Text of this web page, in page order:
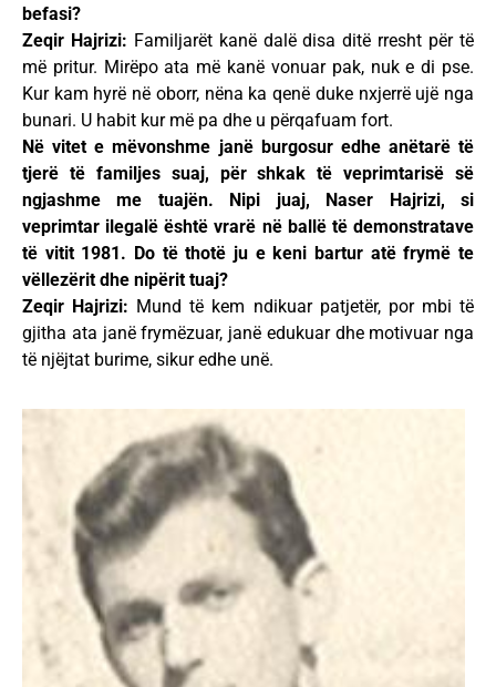
befasi?
Zeqir Hajrizi: Familjarët kanë dalë disa ditë rresht për të
më pritur. Mirëpo ata më kanë vonuar pak, nuk e di pse.
Kur kam hyrë në oborr, nëna ka qenë duke nxjerrë ujë nga
bunari. U habit kur më pa dhe u përqafuam fort.
Në vitet e mëvonshme janë burgosur edhe anëtarë të
tjerë të familjes suaj, për shkak të veprimtarisë së
ngjashme me tuajën. Nipi juaj, Naser Hajrizi, si
veprimtar ilegalë është vrarë në ballë të demonstratave
të vitit 1981. Do të thotë ju e keni bartur atë frymë te
vëllezërit dhe nipërit tuaj?
Zeqir Hajrizi: Mund të kem ndikuar patjetër, por mbi të
gjitha ata janë frymëzuar, janë edukuar dhe motivuar nga
të njëjtat burime, sikur edhe unë.